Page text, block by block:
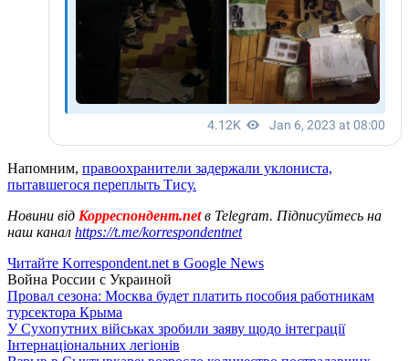
Напомним, правоохранители задержали уклониста,
пытавшегося переплыть Тису.
Новини від Корреспондент.netв Telegram. Підписуйтесь на
наш канал https://t.me/korrespondentnet
Читайте Korrespondent.net в Google News
Война России с Украиной
Провал сезона: Москва будет платить пособия работникам
турсектора Крыма
У Сухопутних військах зробили заяву щодо інтеграції
Інтернаціональних легіонів